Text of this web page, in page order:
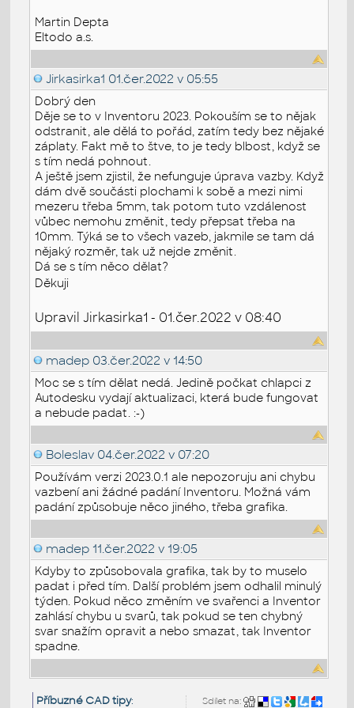
Martin Depta
Eltodo a.s.
Jirkasirka1 01.čer.2022 v 05:55
Dobrý den
Děje se to v Inventoru 2023. Pokouším se to nějak
odstranit, ale dělá to pořád, zatím tedy bez nějaké
záplaty. Fakt mě to štve, to je tedy blbost, když se
s tím nedá pohnout.
A ještě jsem zjistil, že nefunguje úprava vazby. Když
dám dvě součásti plochami k sobě a mezi nimi
mezeru třeba 5mm, tak potom tuto vzdálenost
vůbec nemohu změnit, tedy přepsat třeba na
10mm. Týká se to všech vazeb, jakmile se tam dá
nějaký rozměr, tak už nejde změnit.
Dá se s tím něco dělat?
Děkuji
Upravil Jirkasirka1 - 01.čer.2022 v 08:40
madep 03.čer.2022 v 14:50
Moc se s tím dělat nedá. Jedině počkat chlapci z
Autodesku vydají aktualizaci, která bude fungovat
a nebude padat. :-)
Boleslav 04.čer.2022 v 07:20
Používám verzi 2023.0.1 ale nepozoruju ani chybu
vazbení ani žádné padání Inventoru. Možná vám
padání způsobuje něco jiného, třeba grafika.
madep 11.čer.2022 v 19:05
Kdyby to způsobovala grafika, tak by to muselo
padat i před tím. Další problém jsem odhalil minulý
týden. Pokud něco změním ve svařenci a Inventor
zahlásí chybu u svarů, tak pokud se ten chybný
svar snažím opravit a nebo smazat, tak Inventor
spadne.
Sdílet na:
Příbuzné CAD tipy: